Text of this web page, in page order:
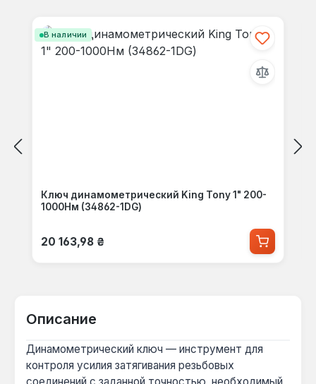
В наличии
Ключ динамометрический King Tony 1" 200-
1000Нм (34862-1DG)
Обычная цена:
20 163,98 ₴
Описание
Динамометрический ключ — инструмент для
контроля усилия затягивания резьбовых
соединений с заданной точностью, необходимый